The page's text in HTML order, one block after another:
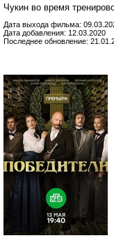
Чукин во время
Дата выхода фильма:
Дата добавления: 12.03.2020
Последнее обновление: